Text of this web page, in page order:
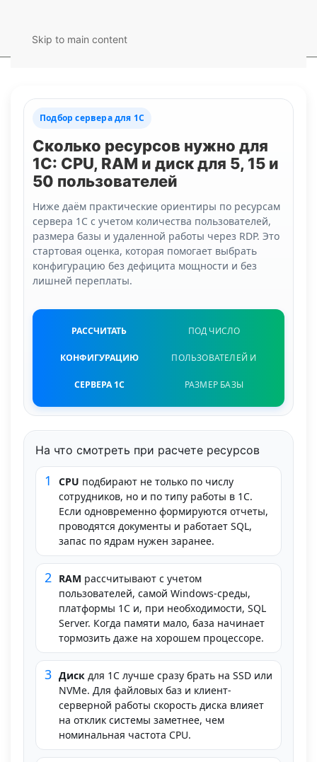
Skip to main content
Подбор сервера для 1С
Сколько ресурсов нужно для
1С: CPU, RAM и диск для 5, 15 и
50 пользователей
Ниже даём практические ориентиры по ресурсам
сервера 1С с учетом количества пользователей,
размера базы и удаленной работы через RDP. Это
стартовая оценка, которая помогает выбрать
конфигурацию без дефицита мощности и без
лишней переплаты.
РАССЧИТАТЬ
КОНФИГУРАЦИЮ
СЕРВЕРА 1С
ПОД ЧИСЛО
ПОЛЬЗОВАТЕЛЕЙ И
РАЗМЕР БАЗЫ
На что смотреть при расчете ресурсов
1 CPU подбирают не только по числу
сотрудников, но и по типу работы в 1С.
Если одновременно формируются отчеты,
проводятся документы и работает SQL,
запас по ядрам нужен заранее.
2 RAM рассчитывают с учетом
пользователей, самой Windows-среды,
платформы 1С и, при необходимости, SQL
Server. Когда памяти мало, база начинает
тормозить даже на хорошем процессоре.
3 Диск для 1С лучше сразу брать на SSD или
NVMe. Для файловых баз и клиент-
серверной работы скорость диска влияет
на отклик системы заметнее, чем
номинальная частота CPU.